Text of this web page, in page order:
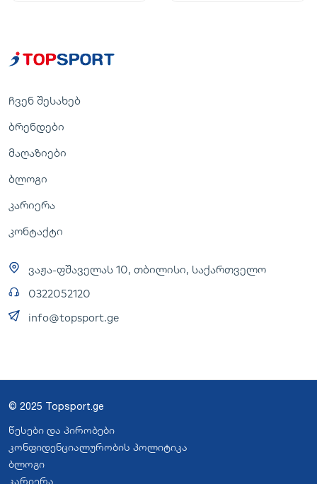
ჩვენ შესახებ
ბრენდები
მაღაზიები
ბლოგი
კარიერა
კონტაქტი
ვაჟა-ფშაველას 10, თბილისი, საქართველო
0322052120
info@topsport.ge
© 2025 Topsport.ge
წესები და პირობები
კონფიდენციალურობის პოლიტიკა
ბლოგი
კარიერა